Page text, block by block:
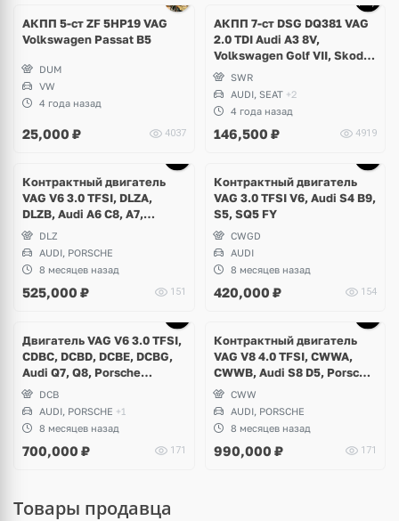
АКПП 5-ст ZF 5HP19 VAG
Volkswagen Passat B5
DUM
VW
4 года назад
25,000 ₽ 4037
АКПП 7-ст DSG DQ381 VAG
2.0 TDI Audi A3 8V,
Volkswagen Golf VII, Skoda
Octavia A7, Seat Leon
SWR
AUDI, SEAT +2
4 года назад
146,500 ₽ 4919
Контрактный двигатель
VAG V6 3.0 TFSI, DLZA,
DLZB, Audi A6 C8, A7,
Porsche Macan
DLZ
AUDI, PORSCHE
8 месяцев назад
525,000 ₽ 151
Контрактный двигатель
VAG 3.0 TFSI V6, Audi S4 B9,
S5, SQ5 FY
CWGD
AUDI
8 месяцев назад
420,000 ₽ 154
Двигатель VAG V6 3.0 TFSI,
CDBC, DCBD, DCBE, DCBG,
Audi Q7, Q8, Porsche
Cayenne 9Y, Volkswagen
Touareg CR
DCB
AUDI, PORSCHE +1
8 месяцев назад
700,000 ₽ 171
Контрактный двигатель
VAG V8 4.0 TFSI, CWWA,
CWWB, Audi S8 D5, Porsche
Panamera Turbo
CWW
AUDI, PORSCHE
8 месяцев назад
990,000 ₽ 171
Товары продавца